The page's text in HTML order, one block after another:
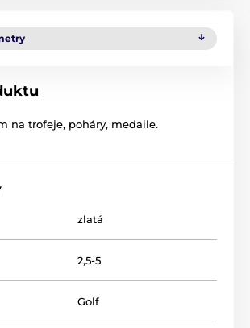
na trofeje, poháry, medaile.
zlatá
2,5-5
Golf